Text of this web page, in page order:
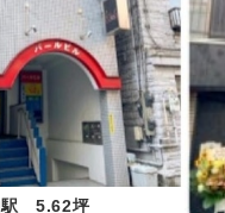
駅 5.62坪